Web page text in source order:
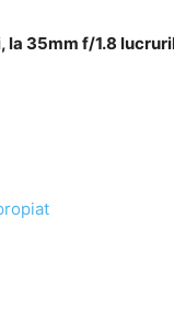
35mm f/1.8